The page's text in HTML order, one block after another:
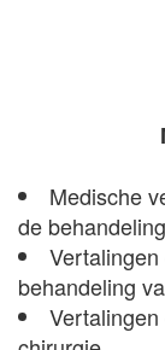
Medische
de
behandeling